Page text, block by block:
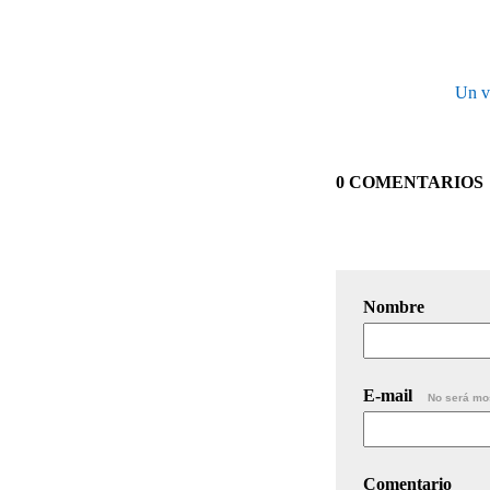
Un
0 COMENTARIOS
Nombre
E-mail No será
Comentario